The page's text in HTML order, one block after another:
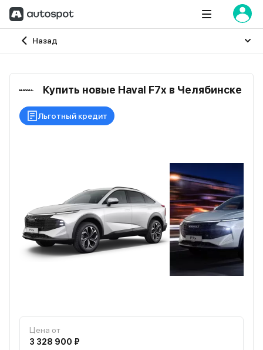
Назад
Главная
Купить новые Haval F7x в Челябинске
Льготный кредит
Цена от
3 328 900 ₽